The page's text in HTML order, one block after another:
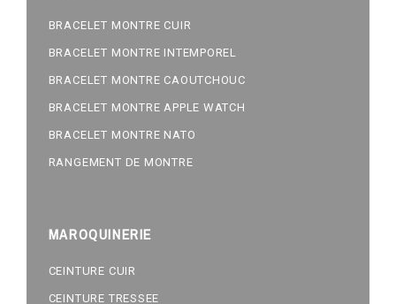
BRACELET MONTRE CUIR
BRACELET MONTRE INTEMPOREL
BRACELET MONTRE CAOUTCHOUC
BRACELET MONTRE APPLE WATCH
BRACELET MONTRE NATO
RANGEMENT DE MONTRE
MAROQUINERIE
CEINTURE CUIR
CEINTURE TRESSEE